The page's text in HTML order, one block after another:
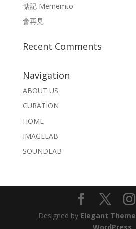
惦記 Mememto
會再見
Recent Comments
Navigation
ABOUT US
CURATION
HOME
IMAGELAB
SOUNDLAB
Designed by Elegant
WordPress